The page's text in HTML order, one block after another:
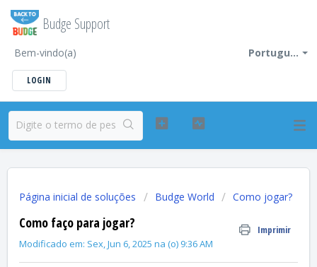
Budge Support
Portugu...
Bem-vindo(a)
LOGIN
Página inicial de soluções Budge World Como jogar?
Como faço para jogar?
Imprimir
Modificado em: Sex, Jun 6, 2025 na (o) 9:36 AM